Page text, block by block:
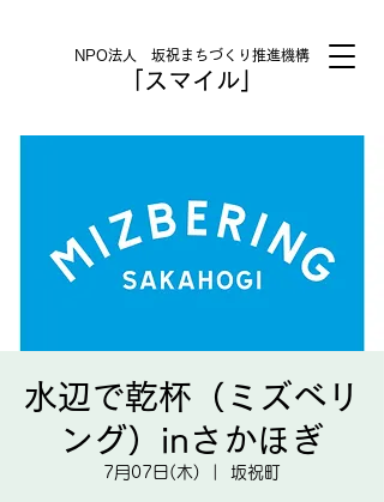
NPO法人 坂祝まちづくり推進機構
「スマイル」
水辺で乾杯（ミズベリ
ング）inさかほぎ
7月07日(木) 坂祝町